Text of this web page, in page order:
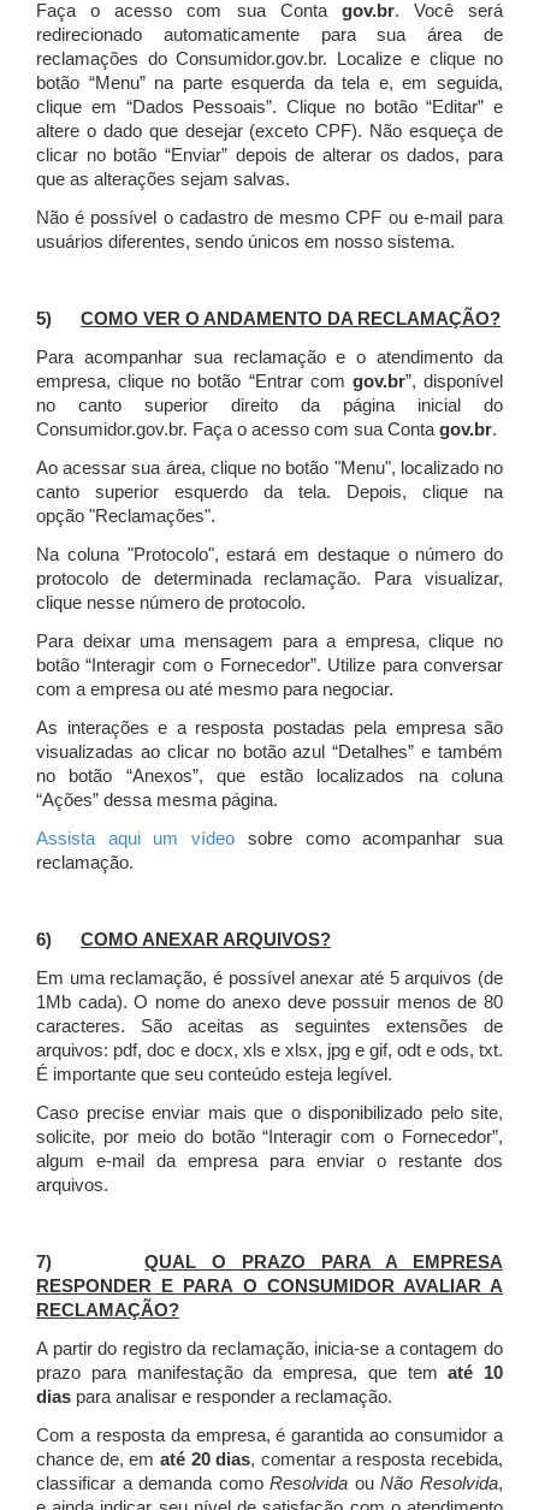
Faça o acesso com sua Conta gov.br. Você será
redirecionado automaticamente para sua área de
reclamações do Consumidor.gov.br.
Localize e clique no
botão “Menu” na parte esquerda da tela e, em seguida,
clique em “Dados Pessoais”. Clique no botão “Editar” e
altere o dado que desejar (exceto CPF). Não esqueça de
clicar no botão “Enviar” depois de alterar os dados, para
que as alterações sejam salvas.
Não é possível o cadastro de mesmo CPF ou e-mail para
usuários diferentes, sendo únicos em nosso sistema.
5) COMO VER O ANDAMENTO DA RECLAMAÇÃO?
Para acompanhar sua reclamação e o atendimento da
empresa, clique no botão “Entrar com gov.br”, disponível
no canto superior direito da página inicial do
Consumidor.gov.br. Faça o acesso com sua Contagov.br.
Ao acessar sua área, clique no botão "Menu", localizado no
canto superior esquerdo da tela. Depois, clique na
opção "Reclamações".
Na coluna "Protocolo", estará em destaque o número do
protocolo de determinada reclamação. Para visualizar,
clique nesse número de protocolo.
Para deixar uma mensagem para a empresa, clique no
botão “Interagir com o Fornecedor”. Utilize para conversar
com a empresa ou até mesmo para negociar.
As interações e a resposta postadas pela empresa são
visualizadas ao clicar no botão azul “Detalhes” e também
no botão “Anexos”, que estão localizados na coluna
“Ações” dessa mesma página.
Assista aqui um vídeo sobre como acompanhar sua
reclamação.
6) COMO ANEXAR ARQUIVOS?
Em uma reclamação, é possível anexar até 5 arquivos (de
1Mb cada). O nome do anexo deve possuir menos de 80
caracteres. São aceitas as seguintes extensões de
arquivos: pdf, doc e docx, xls e xlsx, jpg e gif, odt e ods, txt.
É importante que seu conteúdo esteja legível.
Caso precise enviar mais que o disponibilizado pelo site,
solicite, por meio do botão “Interagir com o Fornecedor”,
algum e-mail da empresa para enviar o restante dos
arquivos.
7)QUAL O PRAZO PARA A EMPRESA
RESPONDER E PARA O CONSUMIDOR AVALIAR A
RECLAMAÇÃO?
A partir do registro da reclamação, inicia-se a contagem do
prazo para manifestação da empresa, que tematé 10
dias para analisar e responder a reclamação.
Com a resposta da empresa, é garantida ao consumidor a
chance de, em até 20 dias, comentar a resposta recebida,
classificar a demanda comoResolvida ouNão Resolvida,